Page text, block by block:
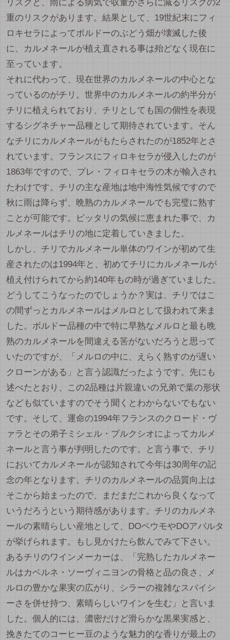
リスクと、雨による病気で収量がさらに減るリスクの2
重のリスクがあります。結果として、19世紀末にフィ
ロキセラによってボルドーのぶどう畑が壊滅した後
に、カルメネールが植え直される事は殆どなく現在に
至っています。
それに代わって、現在世界のカルメネールの中心とな
っているのがチリ。世界中のカルメネールの約半分が
チリに植えられており、チリとしても国の個性を表現
するシグネチャー品種として期待されています。そん
なチリにカルメネールがもたらされたのが1852年とさ
れています。フランスにフィロキセラが侵入したのが
1863年ですので、プレ・フィロキセラの木が輸入され
たわけです。チリの主な産地は地中海性気候ですので
秋に雨は降らず、晩熟のカルメネールでも完璧に熟す
ことが可能です。ピッタリの気候に恵まれた事で、カ
ルメネールはチリの地に定着していきました。
しかし、チリでカルメネール単体のワインが初めて生
産されたのは1994年と、初めてチリにカルメネールが
植え付けられてから約140年もの時が過ぎていました。
どうしてこうなったのでしょうか？実は、チリではこ
の間ずっとカルメネールはメルロとして扱われて来ま
した。ボルドー品種の中で特に早熟なメルロと最も晩
熟のカルメネールを間違える筈がないだろうと思って
いたのですが、「メルロの中に、えらく熟すのが遅い
クローンがある」と言う認識だったようです。先にも
述べたとおり、この2品種は片親違いの兄弟で葉の形状
なども似ていますのでそう聞くとわからないでもない
です。そして、運命の1994年フランスのクロード・ヴ
ァラとその弟子ミシェル・プルクシオによってカルメ
ネールと言う事が判明したのです。と言う事で、チリ
においてカルメネールが認知されて今年は30周年の記
念の年となります。チリのカルメネールの品質向上は
そこから始まったので、まだまだこれから良くなって
いうだろうという期待感があります。チリのカルメネ
ールの素晴らしい産地として、DOペウモやDOアパルタ
が挙げられます。もし見かけたら飲んでみて下さい。
あるチリのワインメーカーは、「完熟したカルメネー
ルはカベルネ・ソーヴィニヨンの骨格と品の良さ、メ
ルロの豊かな果実の広がり、シラーの複雑なスパイシ
ーさを併せ持つ、素晴らしいワインを生む」と言いま
した。個人的には、濃密だけど滑らかな黒果実感と、
挽きたてのコーヒー豆のような魅力的な香りが最上の